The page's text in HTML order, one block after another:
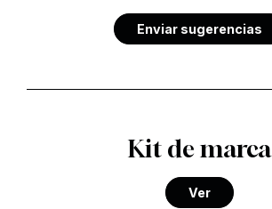
Enviar sugerencias
Kit de marca
Ver